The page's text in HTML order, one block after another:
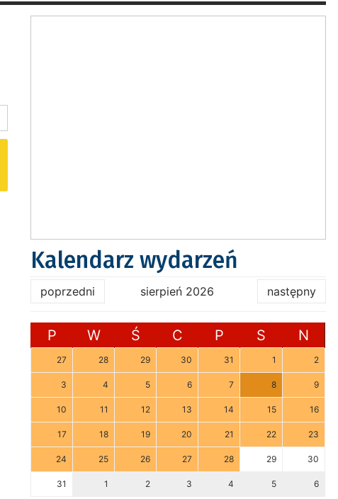
Kalendarz wydarzeń
poprzedni sierpień 2026 następny
P W Ś C P S N
27 28 29 30 31 1 2
3 4 5 6 7 8 9
10 11 12 13 14 15 16
17 18 19 20 21 22 23
24 25 26 27 28 29 30
31 1 2 3 4 5 6